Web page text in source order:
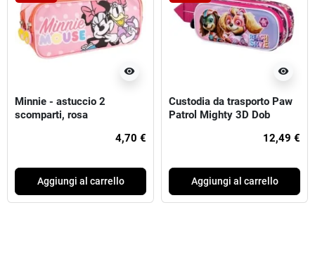
visibility
Minnie - astuccio 2
scomparti, rosa
4,70 €
Aggiungi al carrello
visibility
Custodia da trasporto Paw
Patrol Mighty 3D Dob
12,49 €
Aggiungi al carrello